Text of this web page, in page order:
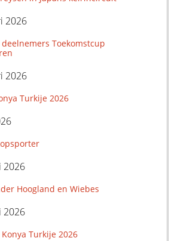
2026
Toekomstcup
2026
Turkije 2026
2026
Hoogland en Wiebes
2026
Turkije 2026